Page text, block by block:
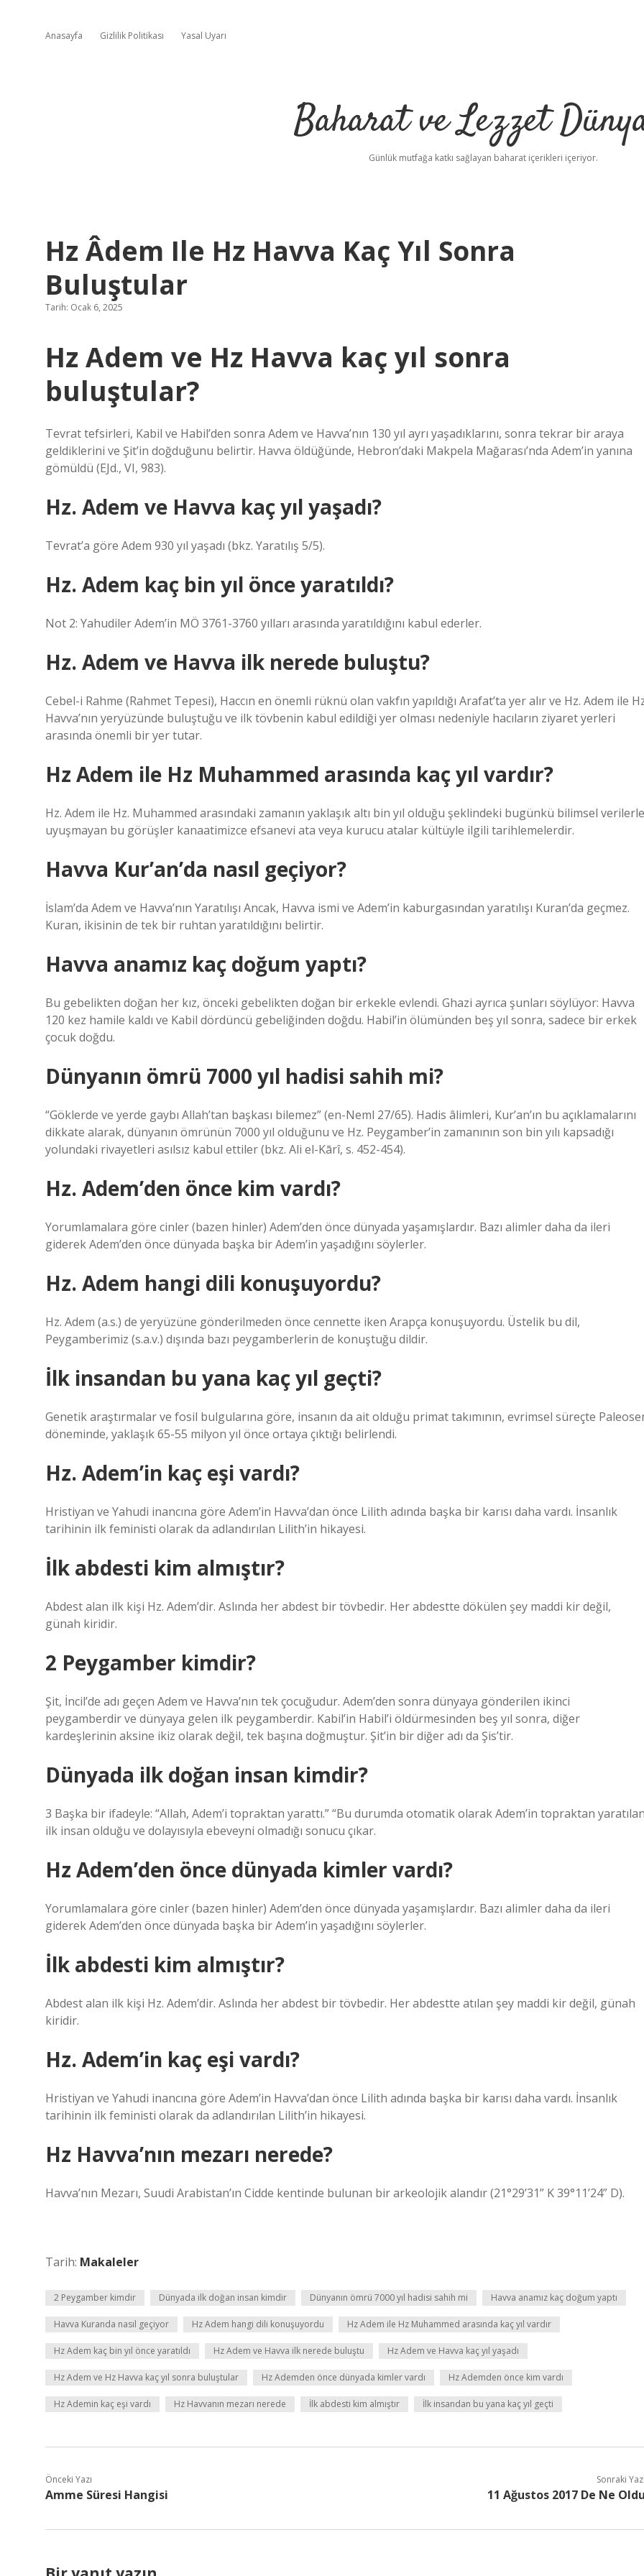
Anasayfa Gizlilik Politikası Yasal Uyarı
Baharat ve Lezzet
Günlük mutfağa katkı sağlayan baharat içerikleri içeriyor.
Hz Âdem Ile Hz Havva Kaç Yıl Sonra
Buluştular
Tarih: Ocak 6, 2025
Hz Adem ve Hz Havva kaç yıl sonra
buluştular?
Tevrat tefsirleri, Kabil ve Habil’den sonra Adem ve Havva’nın 130 yıl ayrı yaşadıklarını, sonra tekrar bir araya
geldiklerini ve Şit’in doğduğunu belirtir. Havva öldüğünde, Hebron’daki Makpela Mağarası’nda Adem’in yanına
gömüldü (EJd., VI, 983).
Hz. Adem ve Havva kaç yıl yaşadı?
Tevrat’a göre Adem 930 yıl yaşadı (bkz. Yaratılış 5/5).
Hz. Adem kaç bin yıl önce yaratıldı?
Not 2: Yahudiler Adem’in MÖ 3761-3760 yılları arasında yaratıldığını kabul ederler.
Hz. Adem ve Havva ilk nerede buluştu?
Cebel-i Rahme (Rahmet Tepesi), Haccın en önemli rüknü olan vakfın yapıldığı Arafat’ta yer alır ve Hz. Adem ile
Havva’nın yeryüzünde buluştuğu ve ilk tövbenin kabul edildiği yer olması nedeniyle hacıların ziyaret yerleri
arasında önemli bir yer tutar.
Hz Adem ile Hz Muhammed arasında kaç yıl vardır?
Hz. Adem ile Hz. Muhammed arasındaki zamanın yaklaşık altı bin yıl olduğu şeklindeki bugünkü bilimsel verilerle
uyuşmayan bu görüşler kanaatimizce efsanevi ata veya kurucu atalar kültüyle ilgili tarihlemelerdir.
Havva Kur’an’da nasıl geçiyor?
İslam’da Adem ve Havva’nın Yaratılışı Ancak, Havva ismi ve Adem’in kaburgasından yaratılışı Kuran’da geçmez.
Kuran, ikisinin de tek bir ruhtan yaratıldığını belirtir.
Havva anamız kaç doğum yaptı?
Bu gebelikten doğan her kız, önceki gebelikten doğan bir erkekle evlendi. Ghazi ayrıca şunları söylüyor: Havva
120 kez hamile kaldı ve Kabil dördüncü gebeliğinden doğdu. Habil’in ölümünden beş yıl sonra, sadece bir erkek
çocuk doğdu.
Dünyanın ömrü 7000 yıl hadisi sahih mi?
“Göklerde ve yerde gaybı Allah’tan başkası bilemez” (en-Neml 27/65). Hadis âlimleri, Kur’an’ın bu açıklamalarını
dikkate alarak, dünyanın ömrünün 7000 yıl olduğunu ve Hz. Peygamber’in zamanının son bin yılı kapsadığı
yolundaki rivayetleri asılsız kabul ettiler (bkz. Ali el-Kārî, s. 452-454).
Hz. Adem’den önce kim vardı?
Yorumlamalara göre cinler (bazen hinler) Adem’den önce dünyada yaşamışlardır. Bazı alimler daha da ileri
giderek Adem’den önce dünyada başka bir Adem’in yaşadığını söylerler.
Hz. Adem hangi dili konuşuyordu?
Hz. Adem (a.s.) de yeryüzüne gönderilmeden önce cennette iken Arapça konuşuyordu. Üstelik bu dil,
Peygamberimiz (s.a.v.) dışında bazı peygamberlerin de konuştuğu dildir.
İlk insandan bu yana kaç yıl geçti?
Genetik araştırmalar ve fosil bulgularına göre, insanın da ait olduğu primat takımının, evrimsel süreçte
döneminde, yaklaşık 65-55 milyon yıl önce ortaya çıktığı belirlendi.
Hz. Adem’in kaç eşi vardı?
Hristiyan ve Yahudi inancına göre Adem’in Havva’dan önce Lilith adında başka bir karısı daha vardı. İnsanlık
tarihinin ilk feministi olarak da adlandırılan Lilith’in hikayesi.
İlk abdesti kim almıştır?
Abdest alan ilk kişi Hz. Adem’dir. Aslında her abdest bir tövbedir. Her abdestte dökülen şey maddi kir değil,
günah kiridir.
2 Peygamber kimdir?
Şit, İncil’de adı geçen Adem ve Havva’nın tek çocuğudur. Adem’den sonra dünyaya gönderilen ikinci
peygamberdir ve dünyaya gelen ilk peygamberdir. Kabil’in Habil’i öldürmesinden beş yıl sonra, diğer
kardeşlerinin aksine ikiz olarak değil, tek başına doğmuştur. Şit’in bir diğer adı da Şis’tir.
Dünyada ilk doğan insan kimdir?
3 Başka bir ifadeyle: “Allah, Adem’i topraktan yarattı.” “Bu durumda otomatik olarak Adem’in topraktan
ilk insan olduğu ve dolayısıyla ebeveyni olmadığı sonucu çıkar.
Hz Adem’den önce dünyada kimler vardı?
Yorumlamalara göre cinler (bazen hinler) Adem’den önce dünyada yaşamışlardır. Bazı alimler daha da ileri
giderek Adem’den önce dünyada başka bir Adem’in yaşadığını söylerler.
İlk abdesti kim almıştır?
Abdest alan ilk kişi Hz. Adem’dir. Aslında her abdest bir tövbedir. Her abdestte atılan şey maddi kir değil, günah
kiridir.
Hz. Adem’in kaç eşi vardı?
Hristiyan ve Yahudi inancına göre Adem’in Havva’dan önce Lilith adında başka bir karısı daha vardı. İnsanlık
tarihinin ilk feministi olarak da adlandırılan Lilith’in hikayesi.
Hz Havva’nın mezarı nerede?
Havva’nın Mezarı, Suudi Arabistan’ın Cidde kentinde bulunan bir arkeolojik alandır (21°29’31” K 39°11’24” D).
Tarih: Makaleler
2 Peygamber kimdir Dünyada ilk doğan insan kimdir Dünyanın ömrü 7000 yıl hadisi sahih mi Havva anamız kaç doğum yaptı
Havva Kuranda nasıl geçiyor Hz Adem hangi dili konuşuyordu Hz Adem ile Hz Muhammed arasında kaç yıl vardır
Hz Adem kaç bin yıl önce yaratıldı Hz Adem ve Havva ilk nerede buluştu Hz Adem ve Havva kaç yıl yaşadı
Hz Adem ve Hz Havva kaç yıl sonra buluştular Hz Ademden önce dünyada kimler vardı Hz Ademden önce kim vardı
Hz Ademin kaç eşi vardı Hz Havvanın mezarı nerede İlk abdesti kim almıştır İlk insandan bu yana kaç yıl geçti
Önceki Yazı
Amme Süresi Hangisi
Sonraki
11 Ağustos 2017 De Ne